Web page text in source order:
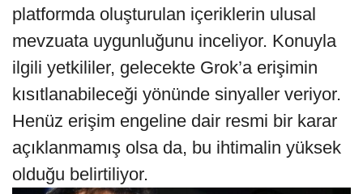
platformda oluşturulan içeriklerin ulusal
mevzuata uygunluğunu inceliyor. Konuyla
ilgili yetkililer, gelecekte Grok’a erişimin
kısıtlanabileceği yönünde sinyaller veriyor.
Henüz erişim engeline dair resmi bir karar
açıklanmamış olsa da, bu ihtimalin yüksek
olduğu belirtiliyor.